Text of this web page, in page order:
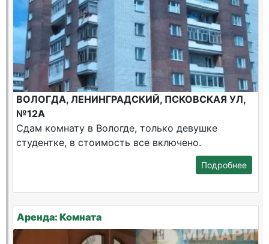
ВОЛОГДА, ЛЕНИНГРАДСКИЙ, ПСКОВСКАЯ УЛ,
№12А
Сдам комнату в Вологде, только девушке
студентке, в стоимость все включено.
Подробнее
Аренда: Комната